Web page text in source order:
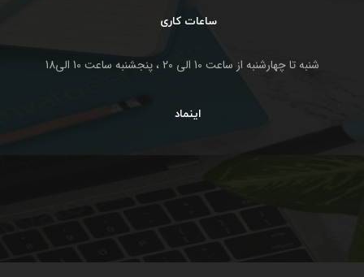
ساعات کاری
شنبه تا چهارشنبه از ساعت 10 الی 20 ، پنجشنبه ساعت 10 الی18
اینماد